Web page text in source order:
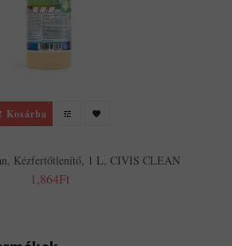
Kosárba
Kézfertőtlenítő, 1 L, CIVIS CLEAN
1,864Ft